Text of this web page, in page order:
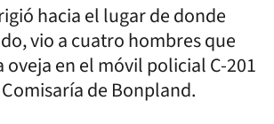
hacia el lugar de donde
vio a cuatro hombres que
oveja en el móvil policial C-201
de Bonpland.